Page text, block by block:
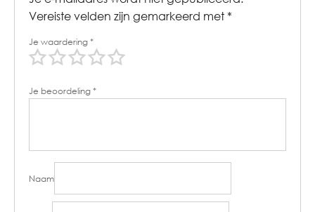
Vereiste velden zijn gemarkeerd met *
Je waardering*
Je beoordeling*
Naam